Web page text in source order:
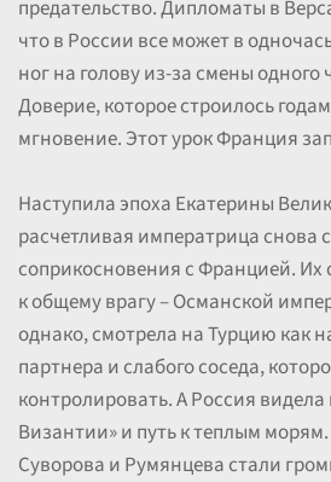
предательство. Дипломаты в
что в России все может в
ног на голову из-за смены одного
Доверие, которое строилось
мгновение. Этот урок Франция
Наступила эпоха Екатерины
расчетливая императрица снова
соприкосновения с Францией.
к общему врагу – Османской
однако, смотрела на Турцию как
партнера и слабого соседа,
контролировать. А Россия
Византии» и путь к теплым
Суворова и Румянцева стали